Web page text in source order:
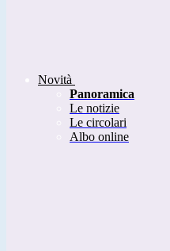
Novità
Panoramica
Le notizie
Le circolari
Albo online